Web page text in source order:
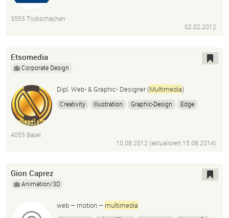
3555 Trubschachen
02.02.2012
Etsomedia
Corporate Design
Dipl. Web- & Graphic- Designer (Multimedia)
Creativity Illustration Graphic-Design
Edge
4055 Basel
10.08.2012 (aktualisiert 15.08.2014)
Gion Caprez
Animation/3D
web – motion – multimedia